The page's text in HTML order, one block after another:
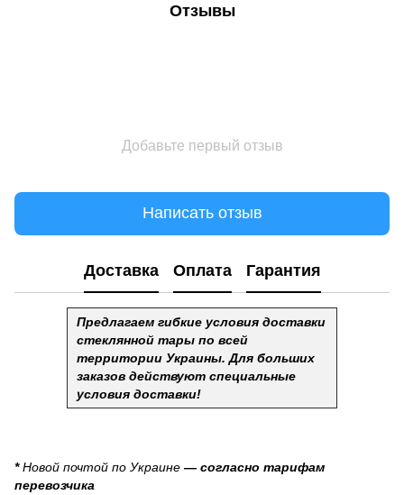
Отзывы
Добавьте первый отзыв
Написать отзыв
Доставка Оплата Гарантия
Предлагаем гибкие условия доставки
стеклянной тары по всей
территории Украины. Для больших
заказов действуют специальные
условия доставки!
*Новой почтой по Украине — согласно тарифам
перевозчика